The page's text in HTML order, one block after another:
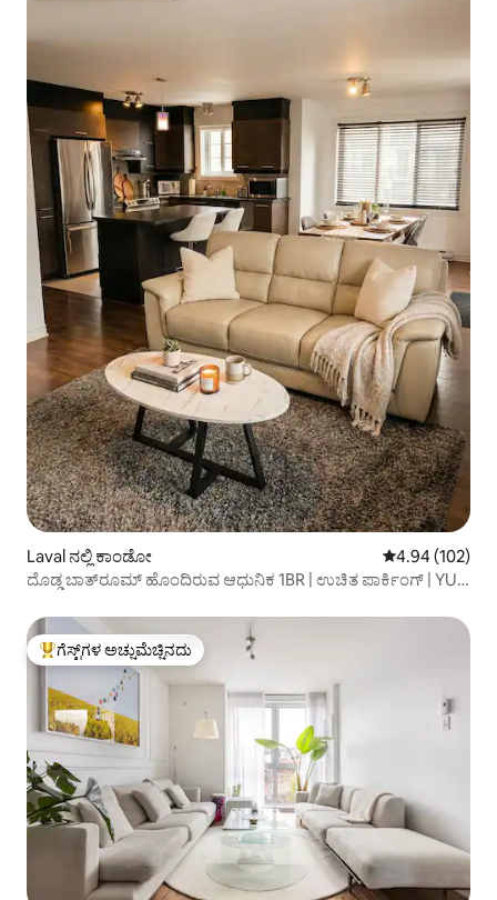
Laval ನಲ್ಲಿ ಕಾಂಡೋ 5 ರಲ್ಲಿ 4.94
4.94 (102)
ದೊಡ್ಡ ಬಾತ್‌ರೂಮ್ ಹೊಂದಿರುವ ಆಧುನಿಕ 1BR | ಉಚಿತ ಪಾರ್ಕಿಂಗ್ | YUL
ಗೆಸ್ಟ್‌ಗಳಿಗೆ ಅತಿ ಹೆಚ್ಚು ಅಚ್ಚುಮೆಚ್ಚಿನದು
ಗೆಸ್ಟ್‌ಗಳ ಅಚ್ಚುಮೆಚ್ಚಿನದು